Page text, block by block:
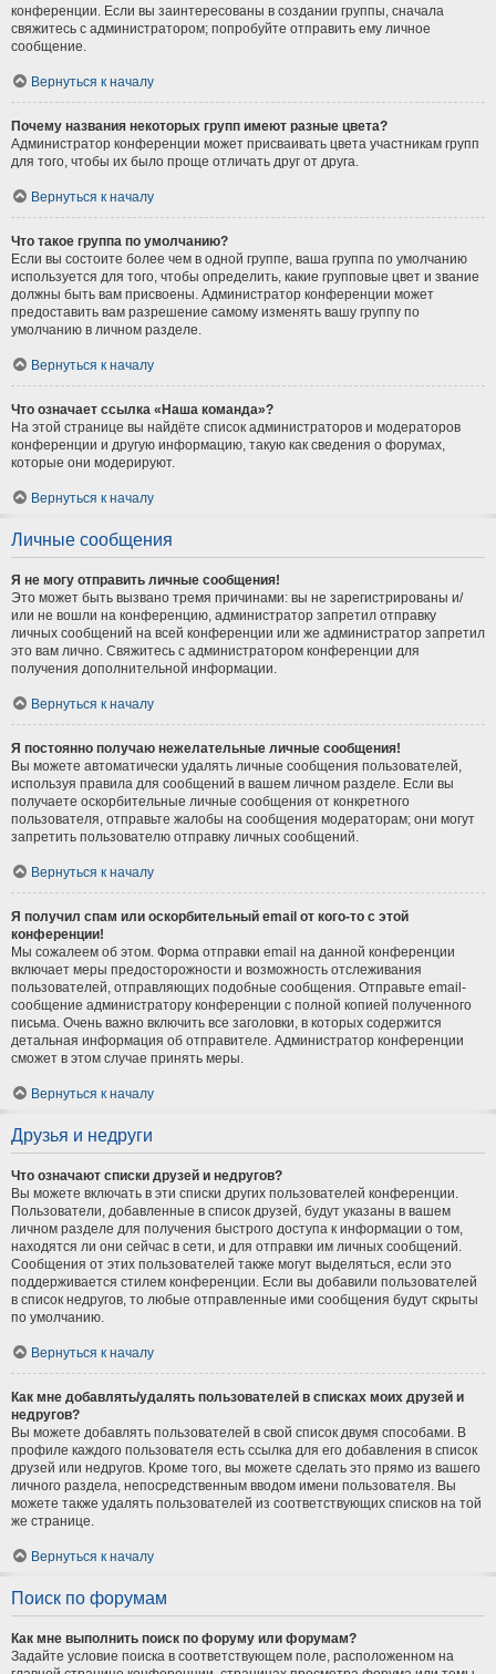
конференции. Если вы заинтересованы в создании группы, сначала
свяжитесь с администратором; попробуйте отправить ему личное
сообщение.
Вернуться к началу
Почему названия некоторых групп имеют разные цвета?
Администратор конференции может присваивать цвета участникам групп
для того, чтобы их было проще отличать друг от друга.
Вернуться к началу
Что такое группа по умолчанию?
Если вы состоите более чем в одной группе, ваша группа по умолчанию
используется для того, чтобы определить, какие групповые цвет и звание
должны быть вам присвоены. Администратор конференции может
предоставить вам разрешение самому изменять вашу группу по
умолчанию в личном разделе.
Вернуться к началу
Что означает ссылка «Наша команда»?
На этой странице вы найдёте список администраторов и модераторов
конференции и другую информацию, такую как сведения о форумах,
которые они модерируют.
Вернуться к началу
Личные сообщения
Я не могу отправить личные сообщения!
Это может быть вызвано тремя причинами: вы не зарегистрированы и/
или не вошли на конференцию, администратор запретил отправку
личных сообщений на всей конференции или же администратор запретил
это вам лично. Свяжитесь с администратором конференции для
получения дополнительной информации.
Вернуться к началу
Я постоянно получаю нежелательные личные сообщения!
Вы можете автоматически удалять личные сообщения пользователей,
используя правила для сообщений в вашем личном разделе. Если вы
получаете оскорбительные личные сообщения от конкретного
пользователя, отправьте жалобы на сообщения модераторам; они могут
запретить пользователю отправку личных сообщений.
Вернуться к началу
Я получил спам или оскорбительный email от кого-то с этой
конференции!
Мы сожалеем об этом. Форма отправки email на данной конференции
включает меры предосторожности и возможность отслеживания
пользователей, отправляющих подобные сообщения. Отправьте email-
сообщение администратору конференции с полной копией полученного
письма. Очень важно включить все заголовки, в которых содержится
детальная информация об отправителе. Администратор конференции
сможет в этом случае принять меры.
Вернуться к началу
Друзья и недруги
Что означают списки друзей и недругов?
Вы можете включать в эти списки других пользователей конференции.
Пользователи, добавленные в список друзей, будут указаны в вашем
личном разделе для получения быстрого доступа к информации о том,
находятся ли они сейчас в сети, и для отправки им личных сообщений.
Сообщения от этих пользователей также могут выделяться, если это
поддерживается стилем конференции. Если вы добавили пользователей
в список недругов, то любые отправленные ими сообщения будут скрыты
по умолчанию.
Вернуться к началу
Как мне добавлять/удалять пользователей в списках моих друзей и
недругов?
Вы можете добавлять пользователей в свой список двумя способами. В
профиле каждого пользователя есть ссылка для его добавления в список
друзей или недругов. Кроме того, вы можете сделать это прямо из вашего
личного раздела, непосредственным вводом имени пользователя. Вы
можете также удалять пользователей из соответствующих списков на той
же странице.
Вернуться к началу
Поиск по форумам
Как мне выполнить поиск по форуму или форумам?
Задайте условие поиска в соответствующем поле, расположенном на